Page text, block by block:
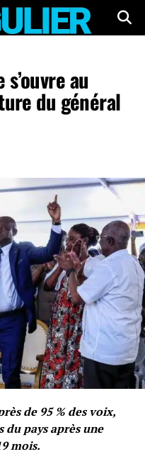
au
du général
de 95 % des voix,
pays après une
mois.